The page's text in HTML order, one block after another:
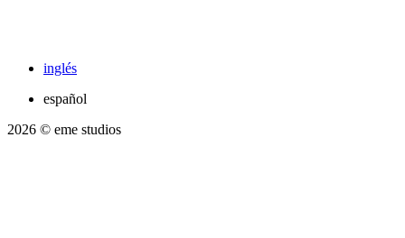
inglés
español
2026 © eme studios